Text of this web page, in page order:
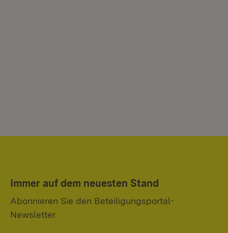
Immer auf dem neuesten Stand
Abonnieren Sie den Beteiligungsportal-
Newsletter.